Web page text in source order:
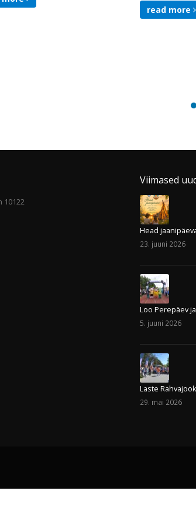
read more
10122
Viimased
Head
23. juuni 2026
Loo Perepäev
5. juuni 2026
Laste
29. mai 2026